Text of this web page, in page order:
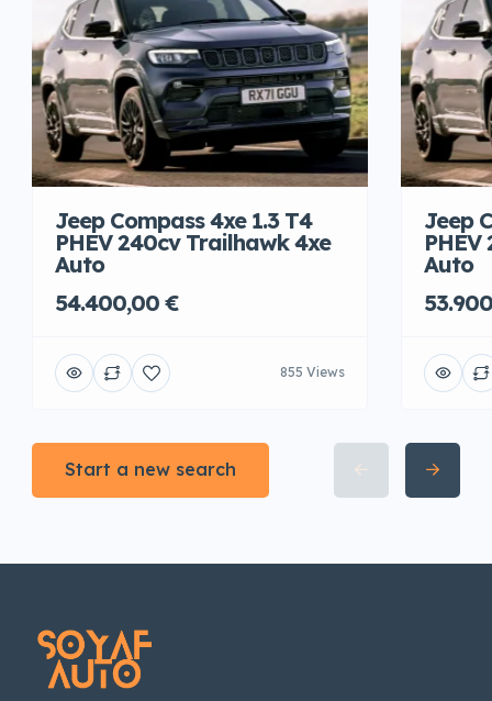
Jeep Compass 4xe 1.3 T4
PHEV 240cv Trailhawk 4xe
Auto
54.400,00 €
855 Views
Jeep
Auto
Start a new search